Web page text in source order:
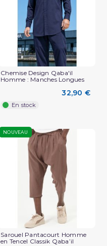
Chemise Design Qaba'il
Homme : Manches Longues
32,90 €
En stock
NOUVEAU
Sarouel Pantacourt Homme
en Tencel Classik Qaba’il